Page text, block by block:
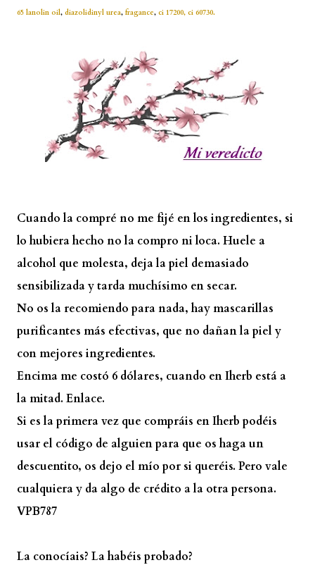
65 lanolin oil, diazolidinyl urea, fragance, ci 17200, ci 60730.
Cuando la compré no me fijé en los ingredientes, si
lo hubiera hecho no la compro ni loca. Huele a
alcohol que molesta, deja la piel demasiado
sensibilizada y tarda muchísimo en secar.
No os la recomiendo para nada, hay mascarillas
purificantes más efectivas, que no dañan la piel y
con mejores ingredientes.
Encima me costó 6 dólares, cuando en Iherb está a
la mitad. Enlace.
Si es la primera vez que compráis en Iherb podéis
usar el código de alguien para que os haga un
descuentito, os dejo el mío por si queréis. Pero vale
cualquiera y da algo de crédito a la otra persona.
VPB787
La conocíais? La habéis probado?